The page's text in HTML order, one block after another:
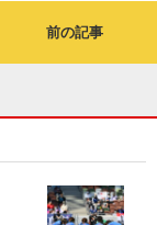
前の記事